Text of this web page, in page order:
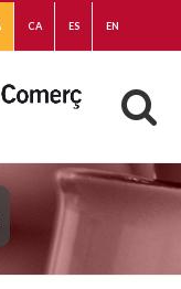
CA ES EN